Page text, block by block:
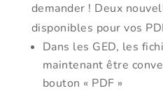
demander ! Deux
disponibles pour vos
Dans les GED, les
maintenant être
bouton « PDF »